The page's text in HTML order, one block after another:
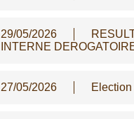
29/05/2026
INTERNE
27/05/2026